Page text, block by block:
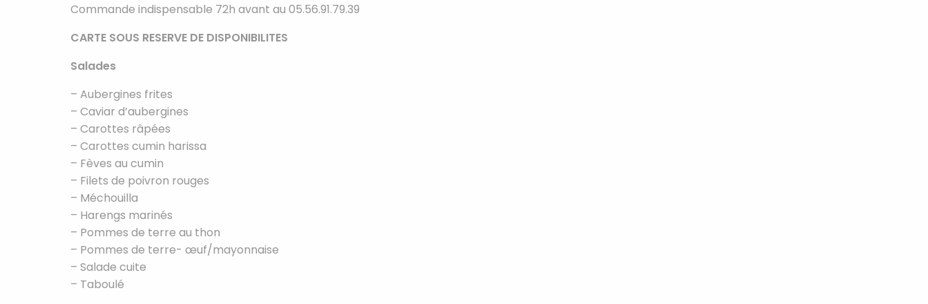
Commande indispensable 72h avant au 05.56.91.79.39
CARTE SOUS RESERVE DE DISPONIBILITES
Salades
– Aubergines frites
– Caviar d’aubergines
– Carottes râpées
– Carottes cumin harissa
– Fèves au cumin
– Filets de poivron rouges
– Méchouilla
– Harengs marinés
– Pommes de terre au thon
– Pommes de terre- œuf/mayonnaise
– Salade cuite
– Taboulé